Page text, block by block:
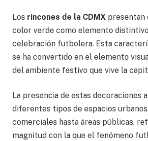
Los rincones de la CDMX presentan
color verde como elemento
celebración futbolera. Esta
se ha convertido en el elemento
del ambiente festivo que vive la
La presencia de estas decoraciones
diferentes tipos de espacios
comerciales hasta áreas públicas,
magnitud con la que el fenómeno